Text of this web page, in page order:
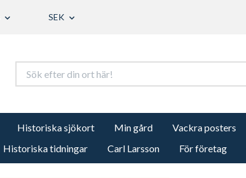
SEK
Historiska sjökort Min gård Vackra posters
Historiska tidningar Carl Larsson För företag